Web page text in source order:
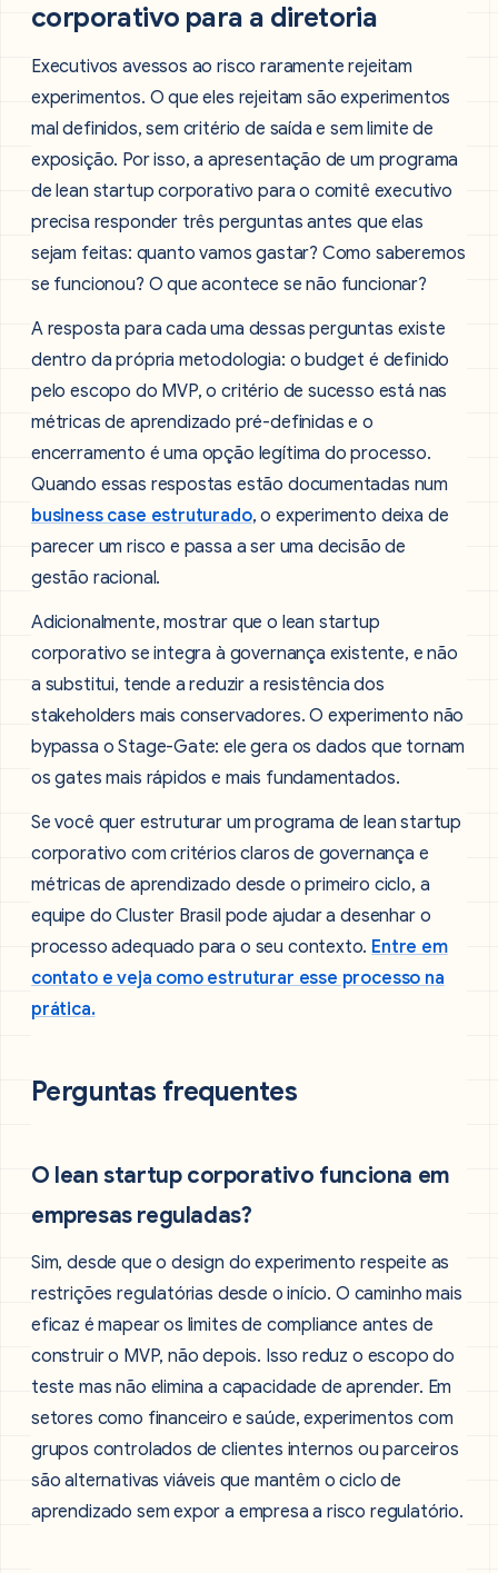
corporativo para a diretoria
Executivos avessos ao risco raramente rejeitam
experimentos. O que eles rejeitam são experimentos
mal definidos, sem critério de saída e sem limite de
exposição. Por isso, a apresentação de um programa
de lean startup corporativo para o comitê executivo
precisa responder três perguntas antes que elas
sejam feitas: quanto vamos gastar? Como saberemos
se funcionou? O que acontece se não funcionar?
A resposta para cada uma dessas perguntas existe
dentro da própria metodologia: o budget é definido
pelo escopo do MVP, o critério de sucesso está nas
métricas de aprendizado pré-definidas e o
encerramento é uma opção legítima do processo.
Quando essas respostas estão documentadas num
business case estruturado, o experimento deixa de
parecer um risco e passa a ser uma decisão de
gestão racional.
Adicionalmente, mostrar que o lean startup
corporativo se integra à governança existente, e não
a substitui, tende a reduzir a resistência dos
stakeholders mais conservadores. O experimento não
bypassa o Stage-Gate: ele gera os dados que tornam
os gates mais rápidos e mais fundamentados.
Se você quer estruturar um programa de lean startup
corporativo com critérios claros de governança e
métricas de aprendizado desde o primeiro ciclo, a
equipe do Cluster Brasil pode ajudar a desenhar o
processo adequado para o seu contexto. Entre em
contato e veja como estruturar esse processo na
prática.
Perguntas frequentes
O lean startup corporativo funciona em
empresas reguladas?
Sim, desde que o design do experimento respeite as
restrições regulatórias desde o início. O caminho mais
eficaz é mapear os limites de compliance antes de
construir o MVP, não depois. Isso reduz o escopo do
teste mas não elimina a capacidade de aprender. Em
setores como financeiro e saúde, experimentos com
grupos controlados de clientes internos ou parceiros
são alternativas viáveis que mantêm o ciclo de
aprendizado sem expor a empresa a risco regulatório.